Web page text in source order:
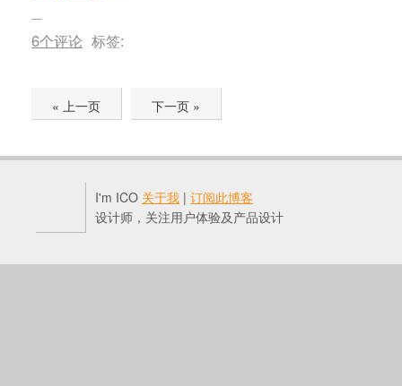
6个评论 标签:
« 上一页 下一页 »
I'm ICO 关于我 | 订阅此博客
设计师，关注用户体验及产品设计